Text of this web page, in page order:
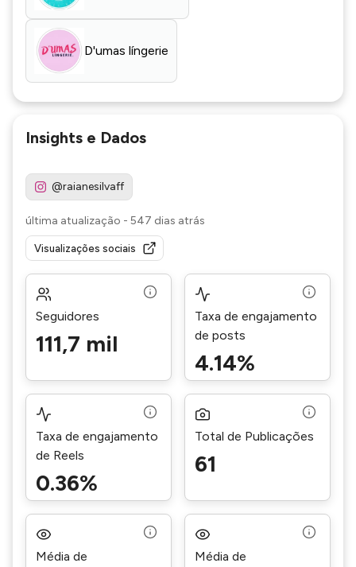
D'umas língerie
Insights e Dados
@raianesilvaff
última atualização - 547 dias atrás
Visualizações sociais
Seguidores
111,7 mil
Taxa de engajamento
de posts
4.14%
Taxa de engajamento
de Reels
0.36%
Total de Publicações
61
Média de
Média de